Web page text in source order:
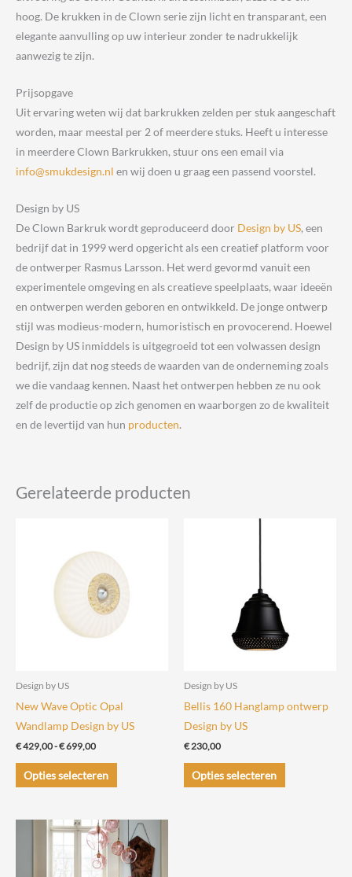
hoog. De krukken in de Clown serie zijn licht en transparant, een
elegante aanvulling op uw interieur zonder te nadrukkelijk
aanwezig te zijn.
Prijsopgave
Uit ervaring weten wij dat barkrukken zelden per stuk aangeschaft
worden, maar meestal per 2 of meerdere stuks. Heeft u interesse
in meerdere Clown Barkrukken, stuur ons een email via
info@smukdesign.nl en wij doen u graag een passend voorstel.
Design by US
De Clown Barkruk wordt geproduceerd door Design by US, een
bedrijf dat in 1999 werd opgericht als een creatief platform voor
de ontwerper Rasmus Larsson. Het werd gevormd vanuit een
experimentele omgeving en als creatieve speelplaats, waar ideeën
en ontwerpen werden geboren en ontwikkeld. De jonge ontwerp
stijl was modieus-modern, humoristisch en provocerend. Hoewel
Design by US inmiddels is uitgegroeid tot een volwassen design
bedrijf, zijn dat nog steeds de waarden van de onderneming zoals
we die vandaag kennen. Naast het ontwerpen hebben ze nu ook
zelf de productie op zich genomen en waarborgen zo de kwaliteit
en de levertijd van hun producten.
Gerelateerde producten
Design by US
New Wave Optic Opal
Wandlamp Design by US
€429,00-€699,00Prijsklasse:
tot
€ 699,00
Opties selecteren
Dit
product
meerdere
variaties.
Deze
Design by US
Bellis 160 Hanglamp ontwerp
Design by US
€230,00
Opties selecteren
Dit
product